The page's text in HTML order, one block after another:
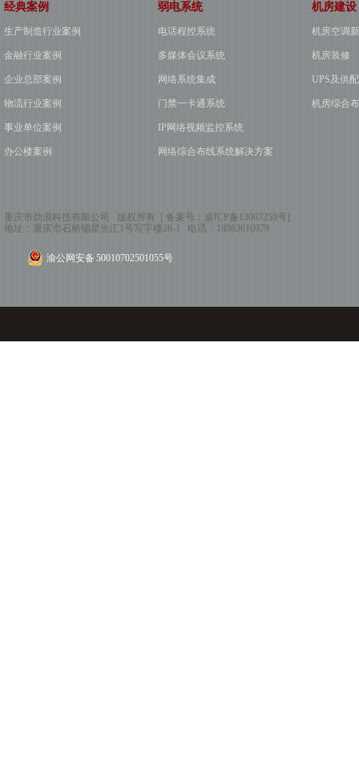
经典案例
生产制造行业案例
金融行业案例
企业总部案例
物流行业案例
事业单位案例
办公楼案例
弱电系统
电话程控系统
多媒体会议系统
网络系统集成
门禁一卡通系统
IP网络视频监控系统
网络综合布线系统解决方案
机房建设
机房空调
机房装修
UPS及供
机房综合
重庆市劲浪科技有限公司 版权所有 [ 备案号： 渝ICP备13007259号]
地址： 重庆市石桥铺星光汇1号写字楼26-1 电话： 18983610979
渝公网安备 50010702501055号